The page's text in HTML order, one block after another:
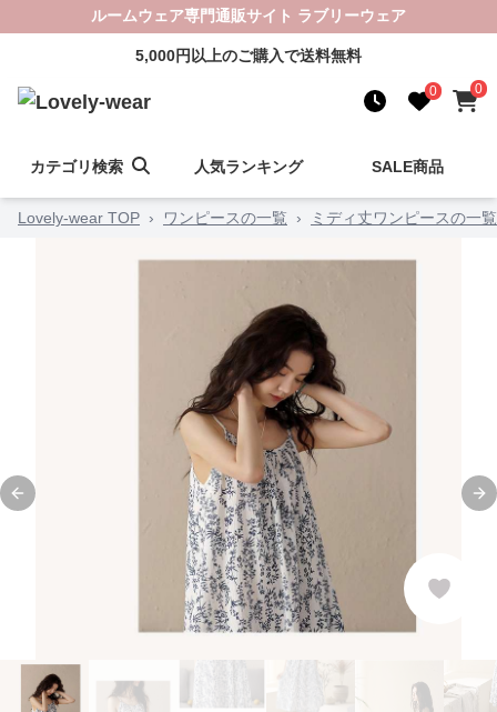
ルームウェア専門通販サイト ラブリーウェア
5,000円以上のご購入で送料無料
0 0
カテゴリ検索 人気ランキング SALE商品
Lovely-wear TOP › ワンピースの一覧 › ミディ丈ワンピースの一覧
Previous slide